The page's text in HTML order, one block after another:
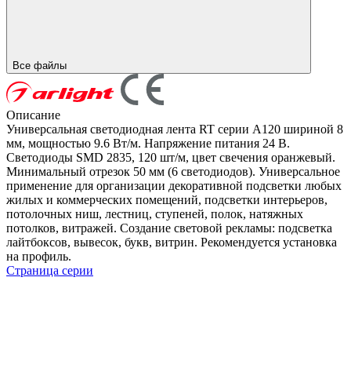
Все файлы
Описание
Универсальная светодиодная лента RT серии A120 шириной 8
мм, мощностью 9.6 Вт/м. Напряжение питания 24 В.
Светодиоды SMD 2835, 120 шт/м, цвет свечения оранжевый.
Минимальный отрезок 50 мм (6 светодиодов). Универсальное
применение для организации декоративной подсветки любых
жилых и коммерческих помещений, подсветки интерьеров,
потолочных ниш, лестниц, ступеней, полок, натяжных
потолков, витражей. Создание световой рекламы: подсветка
лайтбоксов, вывесок, букв, витрин. Рекомендуется установка
на профиль.
Страница серии